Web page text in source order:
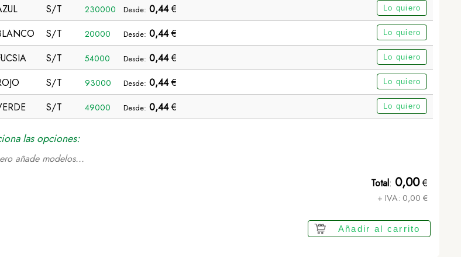
Bálsamo Labial Nirox - AZUL Bálsamo Labial Nirox - BLANCO
S/T 230000 Desde: 0,44€ Lo quiero
S/T 20000 Desde: 0,44€ Lo quiero
S/T 54000 Desde: 0,44€ Lo quiero
S/T 93000 Desde: 0,44€ Lo quiero
S/T 49000 Desde: 0,44€ Lo quiero
las opciones:
añade modelos...
Total: 0,00€
+ IVA: 0,00 €
Añadir al carrito